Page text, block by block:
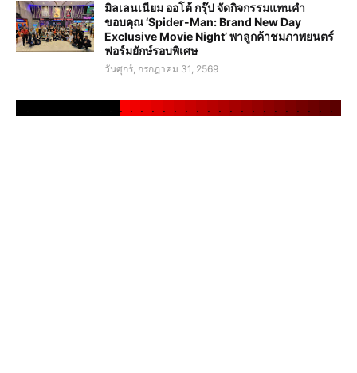
มิลเลนเนียม ออโต้ กรุ๊ป จัดกิจกรรมแทนคำ
ขอบคุณ ‘Spider-Man: Brand New Day
Exclusive Movie Night’ พาลูกค้าชมภาพยนตร์
ฟอร์มยักษ์รอบพิเศษ
วันศุกร์, กรกฎาคม 31, 2569
. . . . . . . . . . . . . . . . . . . .